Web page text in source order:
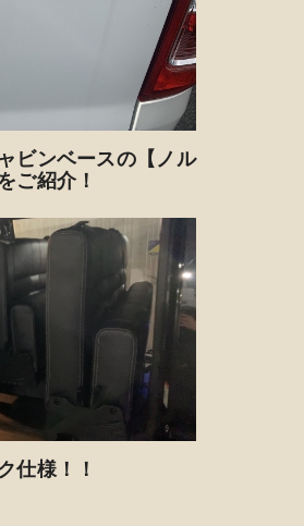
ビンベースの【ノル
ご紹介！
仕様！！